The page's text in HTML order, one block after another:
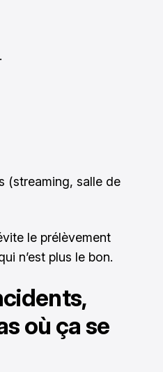
(streaming, salle de
le prélèvement
n’est plus le bon.
où ça se